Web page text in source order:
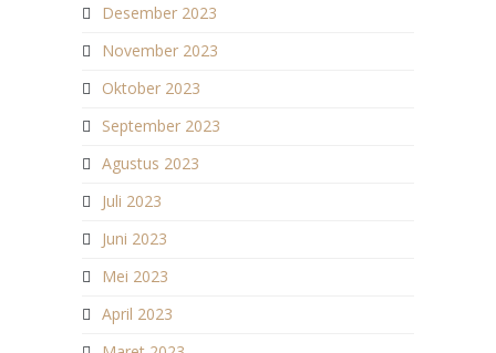
Desember 2023
November 2023
Oktober 2023
September 2023
Agustus 2023
Juli 2023
Juni 2023
Mei 2023
April 2023